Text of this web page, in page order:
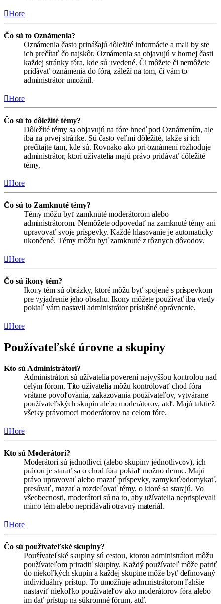
Hore
Čo sú to Oznámenia?
Oznámenia často prinášajú dôležité informácie a mali by ste
ich prečítať čo najskôr. Oznámenia sa objavujú v hornej časti
každej stránky fóra, kde sú uvedené. Či môžete či nemôžete
pridávať oznámenia do fóra, záleží na tom, či vám to
administrátor umožnil.
Hore
Čo sú to dôležité témy?
Dôležité témy sa objavujú na fóre hneď pod Oznámením, ale
iba na prvej stránke. Sú často veľmi dôležité, takže si ich
prečítajte tam, kde sú. Rovnako ako pri oznámení rozhoduje
administrátor, ktorí užívatelia majú právo pridávať dôležité
témy.
Hore
Čo sú to Zamknuté témy?
Témy môžu byť zamknuté moderátorom alebo
administrátorom. Nemôžete odpovedať na zamknuté témy ani
upravovať svoje príspevky. Každé hlasovanie je automaticky
ukončené. Témy môžu byť zamknuté z rôznych dôvodov.
Hore
Čo sú ikony tém?
Ikony tém sú obrázky, ktoré môžu byť spojené s príspevkom
pre vyjadrenie jeho obsahu. Ikony môžete používať iba vtedy
pokiaľ vám nastavil administrátor príslušné oprávnenie.
Hore
Používateľské úrovne a skupiny
Kto sú Administrátori?
Administrátori sú užívatelia poverení najvyššou kontrolou nad
celým fórom. Títo užívatelia môžu kontrolovať chod fóra
vrátane povoľovania, zakazovania používateľov, vytvárane
používateľských skupín alebo moderátorov, atď. Majú taktiež
všetky právomoci moderátorov na celom fóre.
Hore
Kto sú Moderátori?
Moderátori sú jednotlivci (alebo skupiny jednotlivcov), ich
prácou je starať sa o chod fóra pokiaľ možno denne. Majú
právo upravovať alebo mazať príspevky, zamykať/odomykať,
presúvať, mazať a rozdeľovať témy, o ktoré sa starajú. Vo
všeobecnosti, moderátori sú na to, aby užívatelia neprispievali
mimo tém alebo nepridávali otravný materiál.
Hore
Čo sú používateľské skupiny?
Používateľské skupiny sú cestou, ktorou administrátori môžu
používateľom priradiť skupiny. Každý používateľ môže patriť
do niekoľkých skupín a každej skupine môže byť definovaný
individuálny prístup. To umožňuje administrátorom ľahšie
nastaviť niekoľko používateľov ako moderátorov fóra alebo
im dať prístup na súkromné fórum, atď.